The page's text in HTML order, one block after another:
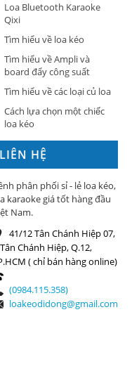
Loa Bluetooth Karaoke
Qixi
Tìm hiểu về loa kéo
Tìm hiểu về Ampli và
board đẩy công suất
Tìm hiểu về các loại củ loa
Cách lựa chọn một chiếc
loa kéo
LIÊN HỆ
phân phối sỉ - lẻ loa kéo,
karaoke giá tốt hàng đầu
Nam.
41/12 Tân Chánh Hiệp 07,
Chánh Hiệp, Q.12,
( chỉ bán hàng online)
(0984.115.358)
loakeodidong@gmail.com